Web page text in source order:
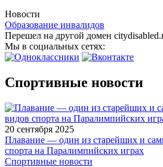
Новости
Образование инвалидов
Перешел на другой домен
Мы в социальных сетях:
Спортивные новости
20 сентября 2025
Плавание — один из старейших и
спорта на Паралимпийских играх
Спортивные новости